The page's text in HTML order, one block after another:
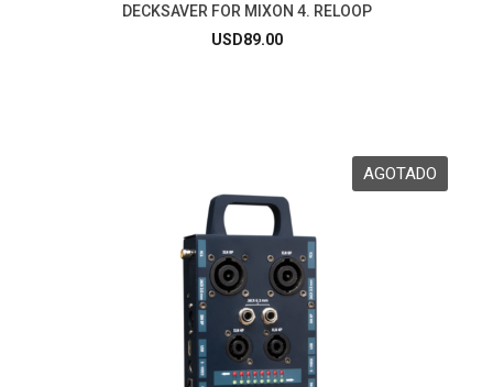
DECKSAVER FOR MIXON 4. RELOOP
USD89.00